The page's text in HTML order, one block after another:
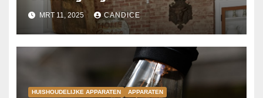
MRT 11, 2025 CANDICE
HUISHOUDELIJKE APPARATEN APPARATEN